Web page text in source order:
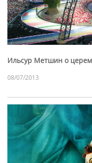
Ильсур Метшин о
08/07/2013